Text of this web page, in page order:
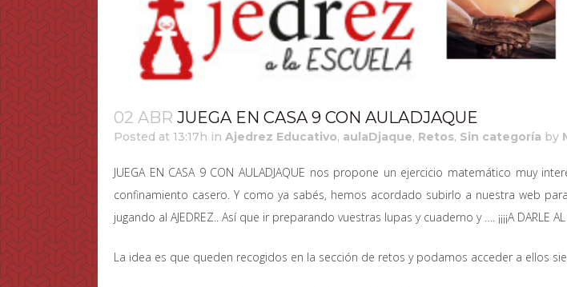
02 ABR JUEGA EN CASA 9 CON AULADJAQUE
Posted at 13:17h in Ajedrez Educativo, aulaDjaque, Retos, Sin categoría by
JUEGA EN CASA 9 CON AULADJAQUE nos propone un ejercicio matemático muy
confinamiento casero. Y como ya sabés, hemos acordado subirlo a nuestra web
jugando al AJEDREZ.. Así que ir preparando vuestras lupas y cuaderno y …. ¡¡¡¡A DARLE
La idea es que queden recogidos en la sección de retos y podamos acceder a ellos